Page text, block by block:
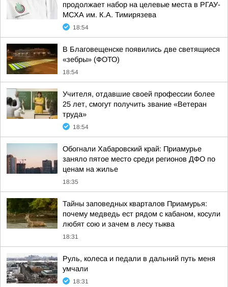
продолжает набор на целевые места в РГАУ-
МСХА им. К.А. Тимирязева
18:54
В Благовещенске появились две светящиеся
«зебры» (ФОТО)
18:54
Учителя, отдавшие своей профессии более
25 лет, смогут получить звание «Ветеран
труда»
18:54
Обогнали Хабаровский край: Приамурье
заняло пятое место среди регионов ДФО по
ценам на жилье
18:35
Тайны заповедных кварталов Приамурья:
почему медведь ест рядом с кабаном, косули
любят сою и зачем в лесу тыква
18:31
Руль, колеса и педали в дальний путь меня
умчали
18:31